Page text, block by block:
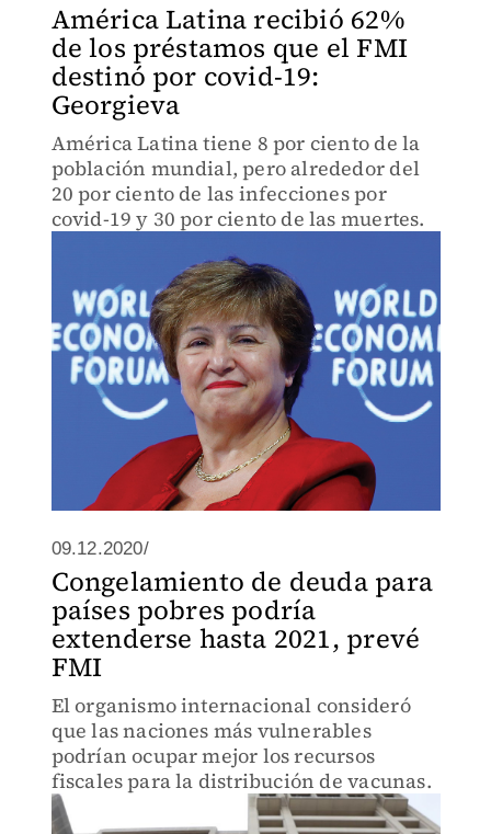
América Latina recibió 62%
de los préstamos que el FMI
destinó por covid-19:
Georgieva
América Latina tiene 8 por ciento de la
población mundial, pero alrededor del
20 por ciento de las infecciones por
covid-19 y 30 por ciento de las muertes.
09.12.2020/
Congelamiento de deuda para
países pobres podría
extenderse hasta 2021, prevé
FMI
El organismo internacional consideró
que las naciones más vulnerables
podrían ocupar mejor los recursos
fiscales para la distribución de vacunas.